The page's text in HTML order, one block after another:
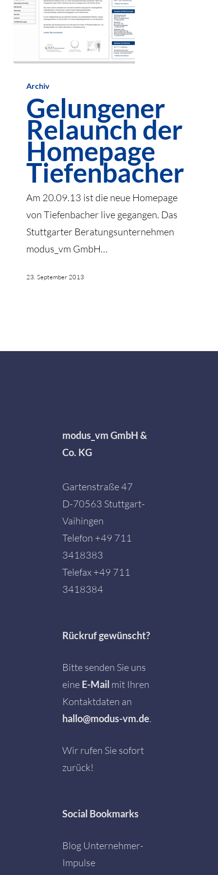
Relaunch
Homepage
Tiefenbacher
Archiv
Gelungener
Relaunch der
Homepage
Tiefenbacher
Am 20.09.13 ist die neue Homepage
von Tiefenbacher live gegangen. Das
Stuttgarter Beratungsunternehmen
modus_vm GmbH…
23. September 2013
modus_vm GmbH &
Co. KG
Gartenstraße 47
D-70563 Stuttgart-
Vaihingen
Telefon +49 711
3418383
Telefax +49 711
3418384
Rückruf gewünscht?
Bitte senden Sie uns
eine E-Mail mit Ihren
Kontaktdaten an
hallo@modus-vm.de.
Wir rufen Sie sofort
zurück!
Social Bookmarks
Blog Unternehmer-
Impulse